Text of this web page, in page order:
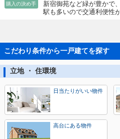
購入の決め手
新宿御苑など緑が豊かで
駅も多いので交通利便性
こだわり条件から一戸建てを探す
立地 ・ 住環境
日当たりがいい物件
高台にある物件